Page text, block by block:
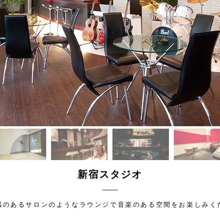
新宿スタジオ
のあるサロンのようなラウンジで音楽のある空間をお楽しみく